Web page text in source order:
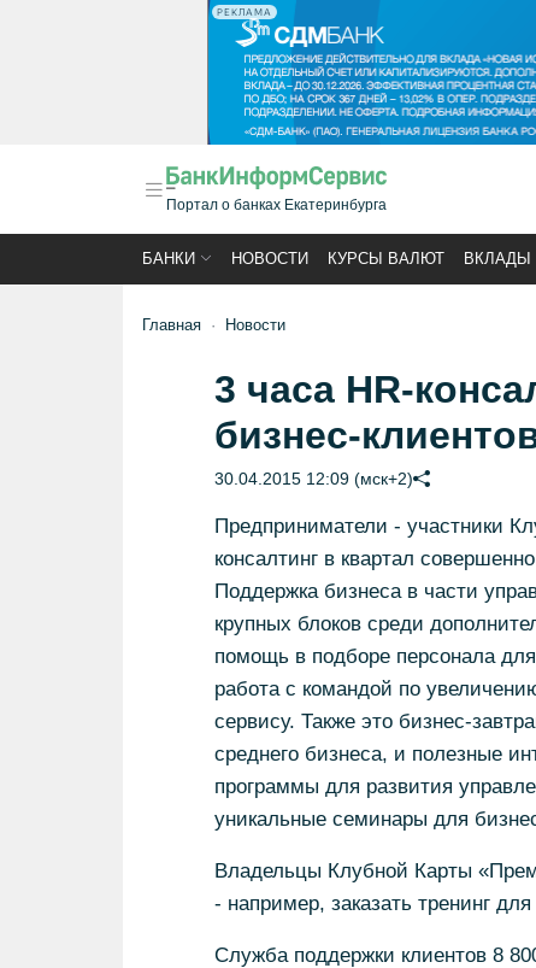
РЕКЛАМА
Портал о банках Екатеринбурга
БАНКИ НОВОСТИ КУРСЫ ВАЛЮТ ВКЛАДЫ
Главная Новости
3 часа HR-
бизнес-
30.04.2015 12:09 (мск+2)
Предприниматели - участники
консалтинг в квартал
Поддержка бизнеса в части
крупных блоков среди
помощь в подборе персонала
работа с командой по
сервису. Также это бизнес-
среднего бизнеса, и полезные
программы для развития
уникальные семинары для
Владельцы Клубной Карты
- например, заказать тренинг
Служба поддержки клиентов 8